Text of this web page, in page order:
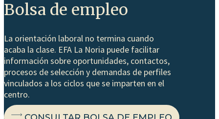
Bolsa de empleo
La orientación laboral no termina cuando
acaba la clase. EFA La Noria puede facilitar
información sobre oportunidades, contactos,
procesos de selección y demandas de perfiles
vinculados a los ciclos que se imparten en el
centro.